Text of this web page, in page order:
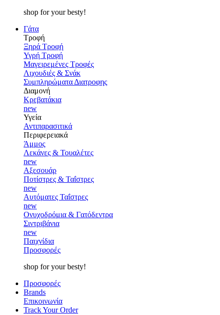
shop for your besty!
Γάτα
Τροφή
Ξηρά Τροφή
Υγρή Τροφή
Μαγειρεμένες Τροφές
Λιχουδιές & Σνάκ
Συμπληρώματα Διατροφης
Διαμονή
Κρεβατάκια
new
Υγεία
Αντιπαρασιτικά
Περιφερειακά
Άμμος
Λεκάνες & Τουαλέτες
new
Αξεσουάρ
Ποτίστρες & Ταΐστρες
new
Αυτόματες Ταΐστρες
new
Ονυχοδρόμια & Γατόδεντρα
Σιντριβάνια
new
Παιχνίδια
Προσφορές
shop for your besty!
Προσφορές
Brands
Επικοινωνία
Track Your Order